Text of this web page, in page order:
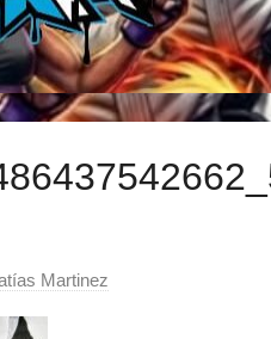
Martinez